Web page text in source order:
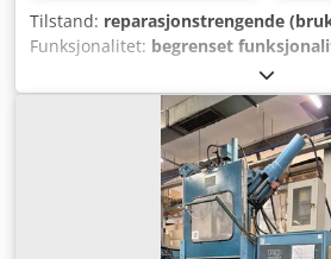
Tilstand: reparasjonstrengende
Funksjonalitet: begrenset
V47Y10D94502002, klemmekraft:1
sprøytestøpemaskiner med
lukkekraft 180 tonn og
første maskinen er det behov for
utskifting av tetninger. På den andre
hydraulikkpumpe,
styringsprogramkort. Codpjyb Rw